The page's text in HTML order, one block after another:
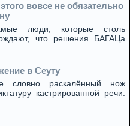
вовсе не обязательно
люди, которые столь
что решения БАГАЦа
в Сеуту
словно раскалённый нож
кастрированной речи.